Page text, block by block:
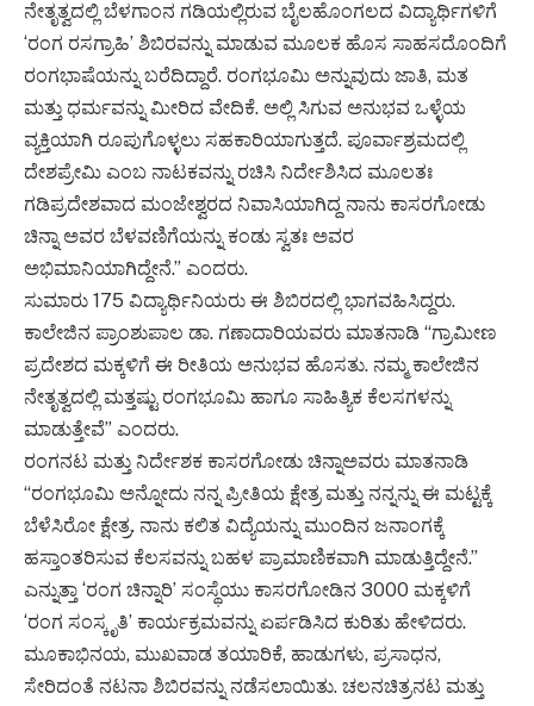
ನೇತೃತ್ವದಲ್ಲಿ ಬೆಳಗಾಂನ ಗಡಿಯಲ್ಲಿರುವ ಬೈಲಹೊಂಗಲದ ವಿದ್ಯಾರ್ಥಿಗಳಿಗೆ
‘ರಂಗ ರಸಗ್ರಾಹಿ’ ಶಿಬಿರವನ್ನು ಮಾಡುವ ಮೂಲಕ ಹೊಸ ಸಾಹಸದೊಂದಿಗೆ
ರಂಗಭಾಷೆಯನ್ನು ಬರೆದಿದ್ದಾರೆ. ರಂಗಭೂಮಿ ಅನ್ನುವುದು ಜಾತಿ, ಮತ
ಮತ್ತು ಧರ್ಮವನ್ನು ಮೀರಿದ ವೇದಿಕೆ. ಅಲ್ಲಿ ಸಿಗುವ ಅನುಭವ ಒಳ್ಳೆಯ
ವ್ಯಕ್ತಿಯಾಗಿ ರೂಪುಗೊಳ್ಳಲು ಸಹಕಾರಿಯಾಗುತ್ತದೆ. ಪೂರ್ವಾಶ್ರಮದಲ್ಲಿ
ದೇಶಪ್ರೇಮಿ ಎಂಬ ನಾಟಕವನ್ನು ರಚಿಸಿ ನಿರ್ದೇಶಿಸಿದ ಮೂಲತಃ
ಗಡಿಪ್ರದೇಶವಾದ ಮಂಜೇಶ್ವರದ ನಿವಾಸಿಯಾಗಿದ್ದ ನಾನು ಕಾಸರಗೋಡು
ಚಿನ್ನಾ ಅವರ ಬೆಳವಣಿಗೆಯನ್ನು ಕಂಡು ಸ್ವತಃ ಅವರ
ಅಭಿಮಾನಿಯಾಗಿದ್ದೇನೆ.” ಎಂದರು.
ಸುಮಾರು 175 ವಿದ್ಯಾರ್ಥಿನಿಯರು ಈ ಶಿಬಿರದಲ್ಲಿ ಭಾಗವಹಿಸಿದ್ದರು.
ಕಾಲೇಜಿನ ಪ್ರಾಂಶುಪಾಲ ಡಾ. ಗಣಾದಾರಿಯವರು ಮಾತನಾಡಿ “ಗ್ರಾಮೀಣ
ಪ್ರದೇಶದ ಮಕ್ಕಳಿಗೆ ಈ ರೀತಿಯ ಅನುಭವ ಹೊಸತು. ನಮ್ಮ ಕಾಲೇಜಿನ
ನೇತೃತ್ವದಲ್ಲಿ ಮತ್ತಷ್ಟು ರಂಗಭೂಮಿ ಹಾಗೂ ಸಾಹಿತ್ಯಿಕ ಕೆಲಸಗಳನ್ನು
ಮಾಡುತ್ತೇವೆ” ಎಂದರು.
ರಂಗನಟ ಮತ್ತು ನಿರ್ದೇಶಕ ಕಾಸರಗೋಡು ಚಿನ್ನಾಅವರು ಮಾತನಾಡಿ
“ರಂಗಭೂಮಿ ಅನ್ನೋದು ನನ್ನ ಪ್ರೀತಿಯ ಕ್ಷೇತ್ರ ಮತ್ತು ನನ್ನನ್ನು ಈ ಮಟ್ಟಕ್ಕೆ
ಬೆಳೆಸಿರೋ ಕ್ಷೇತ್ರ. ನಾನು ಕಲಿತ ವಿದ್ಯೆಯನ್ನು ಮುಂದಿನ ಜನಾಂಗಕ್ಕೆ
ಹಸ್ತಾಂತರಿಸುವ ಕೆಲಸವನ್ನು ಬಹಳ ಪ್ರಾಮಾಣಿಕವಾಗಿ ಮಾಡುತ್ತಿದ್ದೇನೆ.”
ಎನ್ನುತ್ತಾ ‘ರಂಗ ಚಿನ್ನಾರಿ’ ಸಂಸ್ಥೆಯು ಕಾಸರಗೋಡಿನ 3000 ಮಕ್ಕಳಿಗೆ
‘ರಂಗ ಸಂಸ್ಕೃತಿ’ ಕಾರ್ಯಕ್ರಮವನ್ನು ಏರ್ಪಡಿಸಿದ ಕುರಿತು ಹೇಳಿದರು.
ಮೂಕಾಭಿನಯ, ಮುಖವಾಡ ತಯಾರಿಕೆ, ಹಾಡುಗಳು, ಪ್ರಸಾಧನ,
ಸೇರಿದಂತೆ ನಟನಾ ಶಿಬಿರವನ್ನು ನಡೆಸಲಾಯಿತು. ಚಲನಚಿತ್ರನಟ ಮತ್ತು